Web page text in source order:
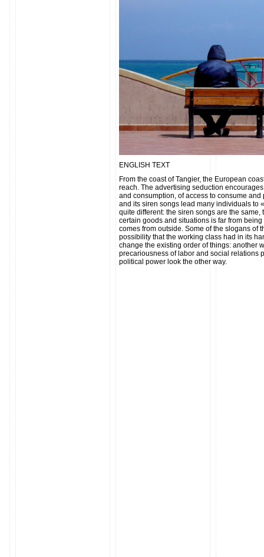
ENGLISH TEXT
From the coast of Tangier, the European
reach. The advertising seduction
and consumption, of access to consume
and its siren songs lead many individuals to
quite different: the siren songs are the
certain goods and situations is far from
comes from outside. Some of the slogans of
possibility that the working class had in its
change the existing order of things: another
precariousness of labor and social relations
political power look the other way.